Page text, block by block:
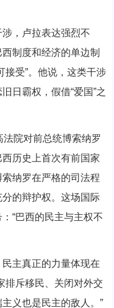
，卢拉表达强烈不
制度和经济的单边制
接受”。他说，这类干涉
日霸权，假借“爱国”之
院对前总统博索纳罗
历史上首次有前国家
纳罗在严格的司法程
的辩护权。这场国际
“巴西的民主与主权不
主真正的力量体现在
排斥移民、关闭对外交
义也是民主的敌人。”